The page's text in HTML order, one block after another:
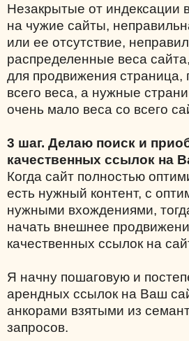
Незакрытые от индексации
на чужие сайты,
или ее отсутствие,
распределенные веса
для продвижения страница,
всего веса, а нужные
очень мало веса со всего
3 шаг. Делаю поиск и
качественных ссылок на
Когда сайт полностью
есть нужный контент, с
нужными вхождениями,
начать внешнее
качественных ссылок на
Я начну пошаговую и
арендных ссылок на Ваш
анкорами взятыми из
запросов.